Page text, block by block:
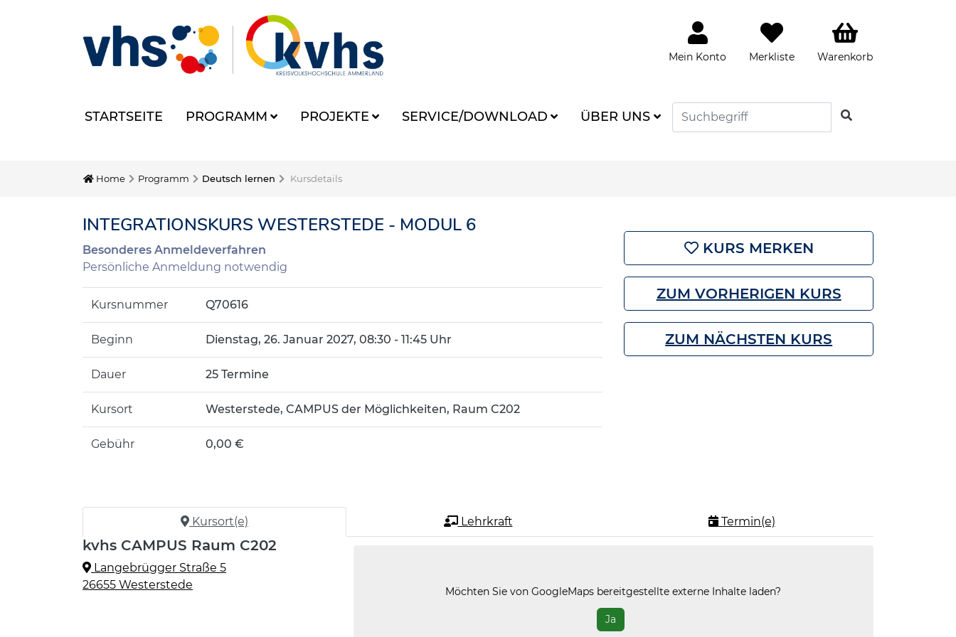
Mein Konto Merkliste Warenkorb
STARTSEITE PROGRAMM PROJEKTE SERVICE/DOWNLOAD ÜBER UNS SUCHEN
Home Programm Deutsch lernen Kursdetails
INTEGRATIONSKURS WESTERSTEDE - MODUL 6
Besonderes Anmeldeverfahren
Persönliche Anmeldung notwendig
Kursnummer Q70616
Beginn Dienstag, 26. Januar 2027, 08:30 - 11:45 Uhr
Dauer 25 Termine
Kursort Westerstede, CAMPUS der Möglichkeiten, Raum C202
Gebühr 0,00 €
KURS MERKEN
ZUM VORHERIGEN KURS
ZUM NÄCHSTEN KURS
Kursort(e) Lehrkraft Termin(e)
kvhs CAMPUS Raum C202
Langebrügger Straße 5
26655 Westerstede
Möchten Sie vonGoogleMaps bereitgestellte externe Inhalte laden?
Ja